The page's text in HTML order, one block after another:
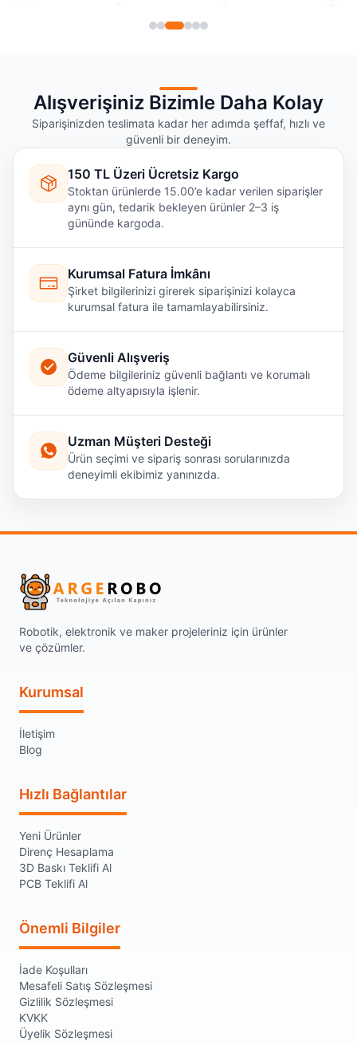
Alışverişiniz Bizimle Daha Kolay
Siparişinizden teslimata kadar her adımda şeffaf, hızlı ve
güvenli bir deneyim.
150 TL Üzeri Ücretsiz Kargo
Stoktan ürünlerde 15.00’e kadar verilen siparişler
aynı gün, tedarik bekleyen ürünler 2–3 iş
gününde kargoda.
Kurumsal Fatura İmkânı
Şirket bilgilerinizi girerek siparişinizi kolayca
kurumsal fatura ile tamamlayabilirsiniz.
Güvenli Alışveriş
Ödeme bilgileriniz güvenli bağlantı ve korumalı
ödeme altyapısıyla işlenir.
Uzman Müşteri Desteği
Ürün seçimi ve sipariş sonrası sorularınızda
deneyimli ekibimiz yanınızda.
Robotik, elektronik ve maker projeleriniz için ürünler
ve çözümler.
Kurumsal
İletişim
Blog
Hızlı Bağlantılar
Yeni Ürünler
Direnç Hesaplama
3D Baskı Teklifi Al
PCB Teklifi Al
Önemli Bilgiler
İade Koşulları
Mesafeli Satış Sözleşmesi
Gizlilik Sözleşmesi
KVKK
Üyelik Sözleşmesi